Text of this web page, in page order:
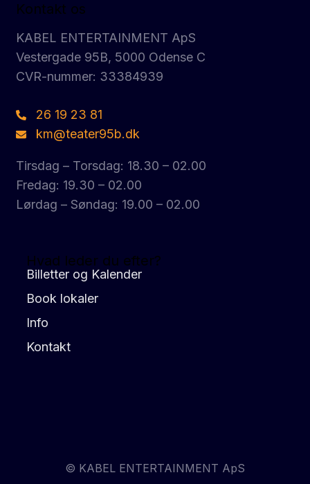
Kontakt os
KABEL ENTERTAINMENT ApS
Vestergade 95B, 5000 Odense C
CVR-nummer: 33384939
26 19 23 81
km@teater95b.dk
Tirsdag – Torsdag: 18.30 – 02.00
Fredag: 19.30 – 02.00
Lørdag – Søndag: 19.00 – 02.00
Hvad leder du efter?
Billetter og Kalender
Book lokaler
Info
Kontakt
© KABEL ENTERTAINMENT ApS